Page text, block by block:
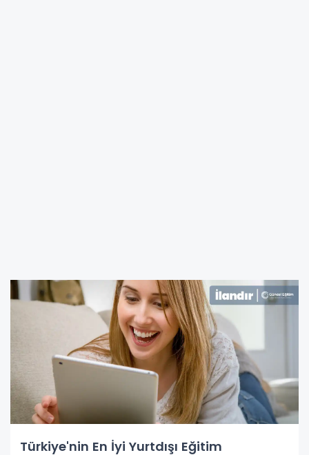
Türkiye'nin En İyi Yurtdışı Eğitim